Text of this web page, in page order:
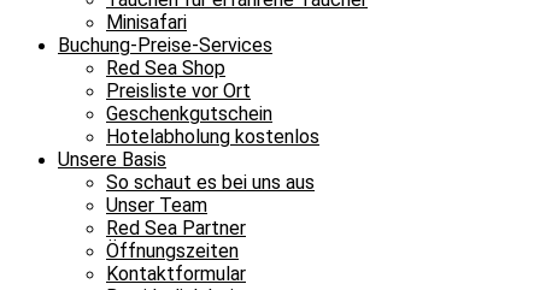
Minisafari
Buchung-Preise-Services
Red Sea Shop
Preisliste vor Ort
Geschenkgutschein
Hotelabholung kostenlos
Unsere Basis
So schaut es bei uns aus
Unser Team
Red Sea Partner
Öffnungszeiten
Kontaktformular